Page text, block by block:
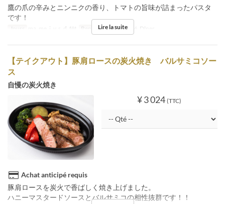
鷹の爪の辛みとニンニクの香り、トマトの旨味が詰まったパスタ
です！
Jours ma, me, j, v, s, d, fêt Repas Déjeuner, Thé, Dîner
Lire la suite
【テイクアウト】豚肩ロースの炭火焼き バルサミコソー
ス
自慢の炭火焼き
¥ 3 024 (TTC)
Achat anticipé requis
豚肩ロースを炭火で香ばしく焼き上げました。
ハニーマスタードソースとバルサミコの相性抜群です！！